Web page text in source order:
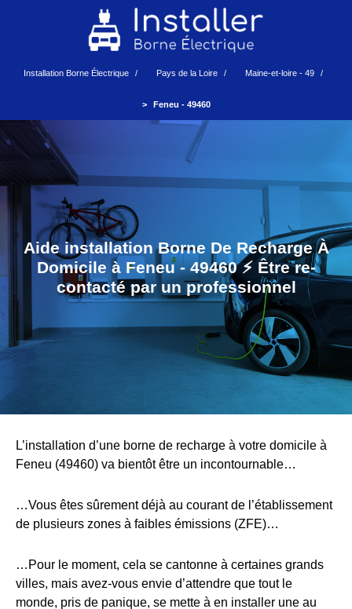
Installation Borne Électrique Pays de la Loire Maine-et-loire - 49
Feneu - 49460
Aide installation Borne De Recharge À
Domicile à Feneu - 49460 ⚡️ Être re-
contacté par un professionnel
L’installation d’une borne de recharge à votre domicile à
Feneu (49460) va bientôt être un incontournable…
…Vous êtes sûrement déjà au courant de l’établissement
de plusieurs zones à faibles émissions (ZFE)…
…Pour le moment, cela se cantonne à certaines grands
villes, mais avez-vous envie d’attendre que tout le
monde, pris de panique, se mette à en installer une au